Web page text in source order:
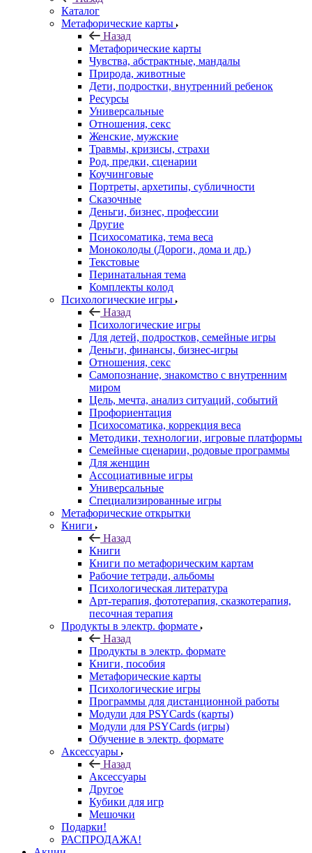
Каталог
Mетафорические карты
Назад
Mетафорические карты
Чувства, абстрактные, мандалы
Природа, животные
Дети, подростки, внутренний ребенок
Ресурсы
Универсальные
Отношения, секс
Женские, мужские
Травмы, кризисы, страхи
Род, предки, сценарии
Коучинговые
Портреты, архетипы, субличности
Сказочные
Деньги, бизнес, профессии
Другие
Психосоматика, тема веса
Моноколоды (Дороги, дома и др.)
Текстовые
Перинатальная тема
Комплекты колод
Психологические игры
Назад
Психологические игры
Для детей, подростков, семейные игры
Деньги, финансы, бизнес-игры
Отношения, секс
Самопознание, знакомство с внутренним
миром
Цель, мечта, анализ ситуаций, событий
Профориентация
Психосоматика, коррекция веса
Методики, технологии, игровые платформы
Семейные сценарии, родовые программы
Для женщин
Ассоциативные игры
Универсальные
Специализированные игры
Метафорические открытки
Книги
Назад
Книги
Книги по метафорическим картам
Рабочие тетради, альбомы
Психологическая литература
Арт-терапия, фототерапия, сказкотерапия,
песочная терапия
Продукты в электр. формате
Назад
Продукты в электр. формате
Книги, пособия
Метафорические карты
Психологические игры
Программы для дистанционной работы
Модули для PSYCards (карты)
Модули для PSYCards (игры)
Обучение в электр. формате
Аксессуары
Назад
Аксессуары
Другое
Кубики для игр
Мешочки
Подарки!
РАСПРОДАЖА!